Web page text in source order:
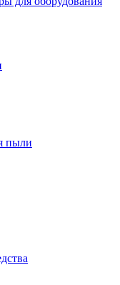
пыли